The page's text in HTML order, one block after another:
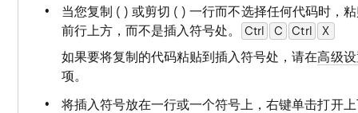
当您复制 ( ) 或剪切 ( ) 一行而不选择任何代码时，
前行上方，而不是插入符号处。
Ctrl 0
C Ctrl 0
X
如果要将复制的代码粘贴到插入符号处，请在高级
项。
将插入符号放在一行或一个符号上，右键单击打开